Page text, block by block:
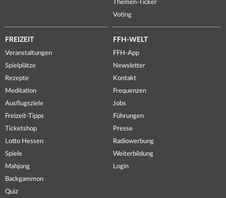
Themen-Ticker
Voting
FREIZEIT
Veranstaltungen
Spielplätze
Rezepte
Meditation
Ausflugsziele
Freizeit-Tipps
Ticketshop
Lotto Hessen
Spiele
Mahjong
Backgammon
Quiz
FFH-WELT
FFH-App
Newsletter
Kontakt
Frequenzen
Jobs
Führungen
Presse
Radiowerbung
Weiterbildung
Login